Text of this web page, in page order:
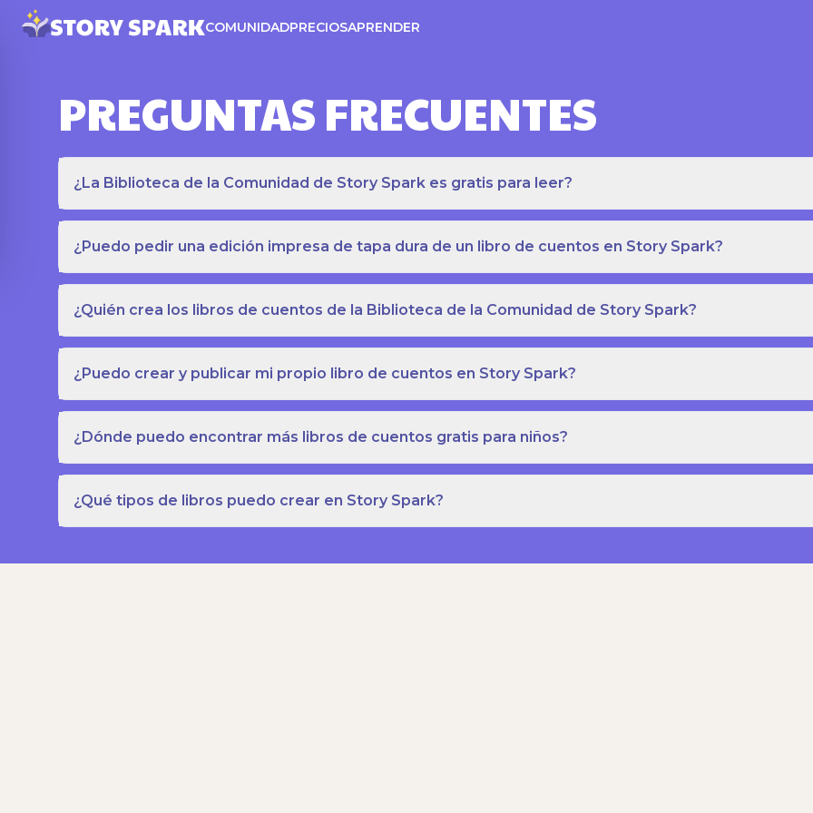
COMUNIDADPRECIOSAPRENDER
PREGUNTAS FRECUENTES
¿La Biblioteca de la Comunidad de Story Spark es gratis para leer?
¿Puedo pedir una edición impresa de tapa dura de un libro de cuentos en Story Spark?
¿Quién crea los libros de cuentos de la Biblioteca de la Comunidad de Story Spark?
¿Puedo crear y publicar mi propio libro de cuentos en Story Spark?
¿Dónde puedo encontrar más libros de cuentos gratis para niños?
¿Qué tipos de libros puedo crear en Story Spark?